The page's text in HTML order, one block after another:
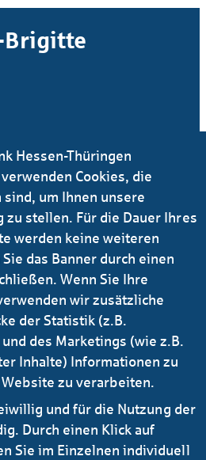
Brigitte
- 36 55
und Bewerber häufig
mehr erfahren
Hessen-Thüringen
Cookies, die
um Ihnen unsere
stellen. Für die Dauer Ihres
werden keine weiteren
das Banner durch einen
Wenn Sie Ihre
wir zusätzliche
der Statistik (z.B.
des Marketings (wie z.B.
Inhalte) Informationen zu
zu verarbeiten.
und für die Nutzung der
Durch einen Klick auf
Sie im Einzelnen individuell